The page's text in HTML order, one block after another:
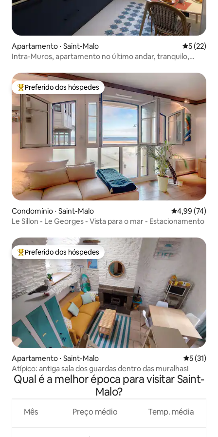
Apartamento ⋅ Saint-Malo 5 de uma
5 (22)
Intra-Muros, apartamento no último andar, tranquilo,
Entre os melhores preferidos dos hóspedes
Preferido dos hóspedes
Condomínio ⋅ Saint-Malo 4,99 de uma
4,99 (74)
Le Sillon - Le Georges - Vista para o mar - Estacionamento
Entre os melhores preferidos dos hóspedes
Preferido dos hóspedes
Apartamento ⋅ Saint-Malo 5 de uma
5 (31)
Atípico: antiga sala dos guardas dentro das muralhas!
Qual é a melhor época para visitar Saint-
Malo?
Mês Preço médio Temp. média